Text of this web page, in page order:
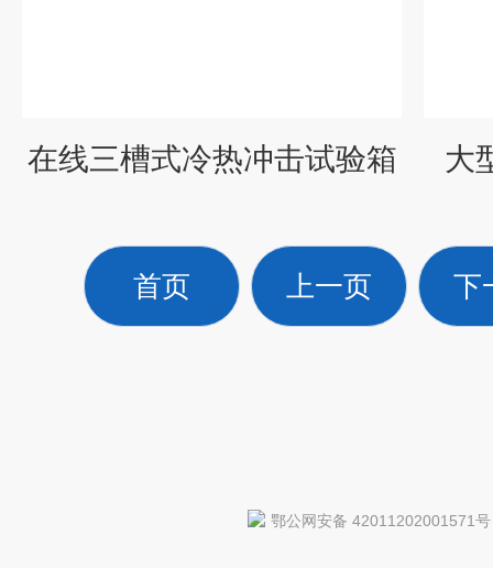
在线三槽式冷热冲击试验箱 大
首页 上一页 下
鄂公网安备 42011202001571号